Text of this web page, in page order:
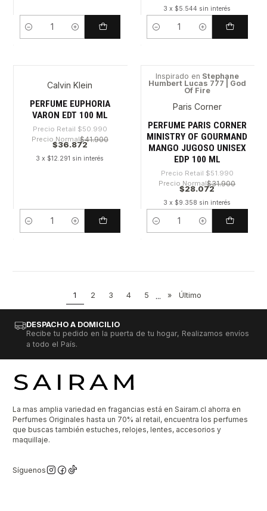
Cantidad
3 x $5.544 sin interés
Cantidad
Calvin Klein
PERFUME EUPHORIA
VARON EDT 100 ML
Precio Retail $50.990
Precio Normal$41.900
$36.872
3 x $12.291 sin interés
Cantidad
-46%
Inspirado en Stephane
Humbert Lucas 777 | God
Of Fire
Paris Corner
PERFUME PARIS CORNER
MINISTRY OF GOURMAND
MANGO JUGOSO UNISEX
EDP 100 ML
Precio Retail $51.990
Precio Normal$31.900
$28.072
3 x $9.358 sin interés
Cantidad
1 2 3 4 5 ... » Último
DESPACHO A DOMICILIO
Recibe tu pedido en la puerta de tu hogar, Realizamos envíos
a todo el País.
La mas amplia variedad en fragancias está en Sairam.cl ahorra en
Perfumes Originales hasta un 70% al retail, encuentra los perfumes
que buscas también estuches, relojes, lentes, accesorios y
maquillaje.
Síguenos